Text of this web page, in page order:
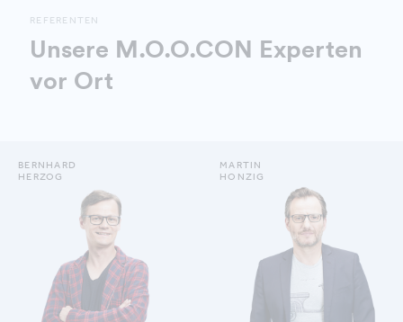
REFERENTEN
Unsere M.O.O.CON Experten
vor Ort
BERNHARD
HERZOG
MARTIN
HONZIG